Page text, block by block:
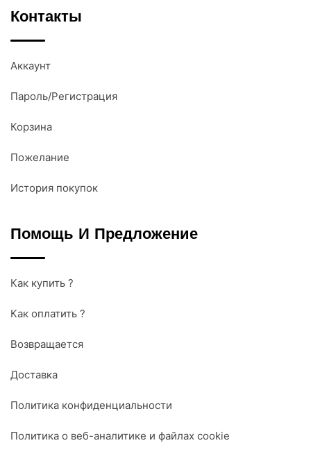
Контакты
Аккаунт
Пароль/Регистрация
Корзина
Пожелание
История покупок
Помощь И Предложение
Как купить ?
Как оплатить ?
Возвращается
Доставка
Политика конфиденциальности
Политика о веб-аналитике и файлах cookie